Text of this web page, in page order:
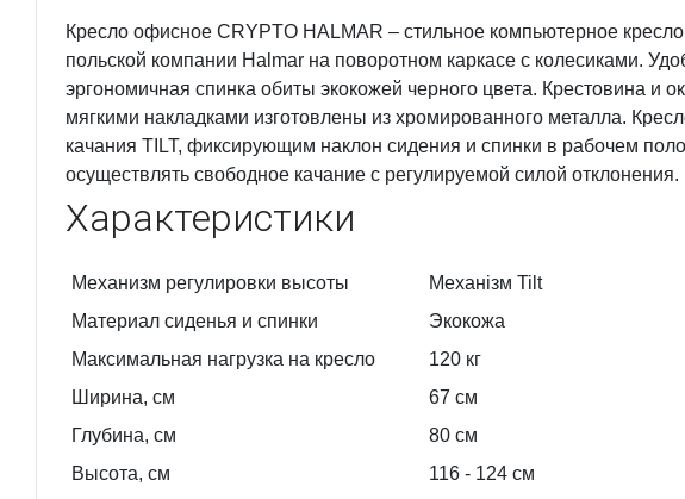
Кресло офисное CRYPTO HALMAR – стильное компьютерное
польской компании Halmar на поворотном каркасе с колесиками.
эргономичная спинка обиты экокожей черного цвета. Крестовина и
мягкими накладками изготовлены из хромированного металла.
качания TILT, фиксирующим наклон сидения и спинки в рабочем
осуществлять свободное качание с регулируемой силой отклонения.
Характеристики
Механизм регулировки высоты
Механізм Tilt
Материал сиденья и спинки
Экокожа
Максимальная нагрузка на кресло
120 кг
Ширина, см
67 см
Глубина, см
80 см
Высота, см
116- 124 см